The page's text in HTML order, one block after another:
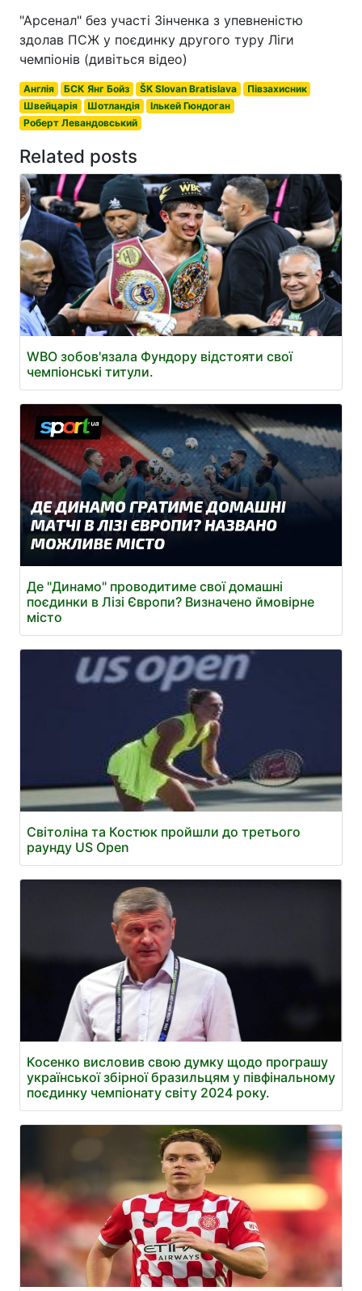
"Арсенал" без участі Зінченка з упевненістю
здолав ПСЖ у поєдинку другого туру Ліги
чемпіонів (дивіться відео)
Англія БСК Янг Бойз ŠK Slovan Bratislava
Півзахисник
Швейцарія
Шотландія
Ількей Гюндоган
Роберт Левандовський
Related posts
WBO зобов'язала Фундору відстояти свої
чемпіонські титули.
Де "Динамо" проводитиме свої домашні
поєдинки в Лізі Європи? Визначено ймовірне
місто
Світоліна та Костюк пройшли до третього
раунду US Open
Косенко висловив свою думку щодо програшу
української збірної бразильцям у півфінальному
поєдинку чемпіонату світу 2024 року.